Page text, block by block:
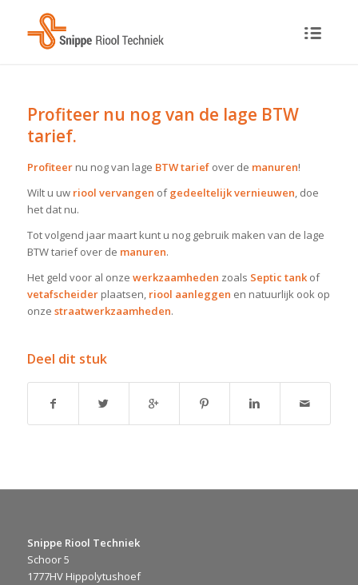
Profiteer nu nog van de lage BTW
tarief.
Profiteernu nog van lage BTW tariefover de manuren!
Wilt u uwriool vervangen ofgedeeltelijk vernieuwen, doe
het dat nu.
Tot volgend jaar maart kunt u nog gebruik maken van de lage
BTW tarief over de manuren.
Het geld voor al onze werkzaamheden zoals Septic tankof
vetafscheiderplaatsen, riool aanleggen en natuurlijk ook op
onze straatwerkzaamheden.
Deel dit stuk
Snippe Riool Techniek
Schoor 5
1777HV Hippolytushoef